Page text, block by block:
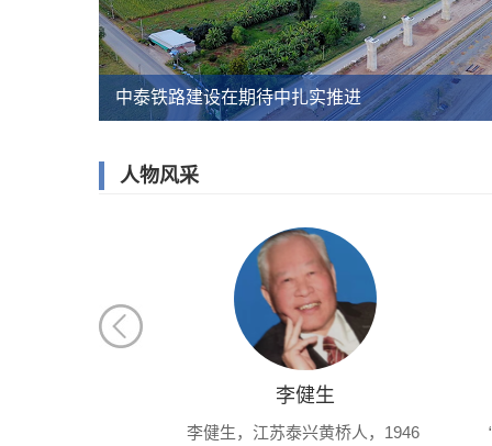
中泰铁路建设在期待中扎实推进
人物风采
李健生
李健生，江苏泰兴黄桥人，1946